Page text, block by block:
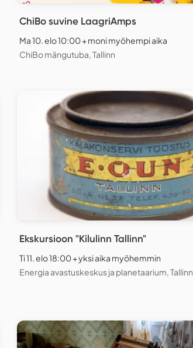
ChiBo suvine LaagriAmps
Ma 10. elo 10:00 + moni myöhempi aika
ChiBo mängutuba, Tallinn
Ekskursioon "Kilulinn Tallinn"
Ti 11. elo 18:00 + yksi aika myöhemmin
Energia avastuskeskus ja planetaarium, Tallinn